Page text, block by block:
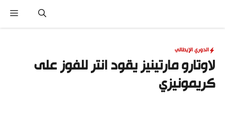
المحتوى
الدوري الإيطالي
لاوتارو مارتينيز يقود انتر للفوز على
كريمونيزي